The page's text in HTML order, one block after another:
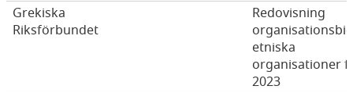
Grekiska
Riksförbundet
Redovisning
etniska
organisationer
2023